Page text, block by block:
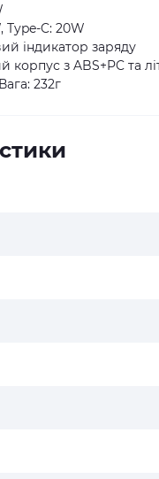
Type-C: 20W
індикатор заряду
корпус з ABS+PC та
232г